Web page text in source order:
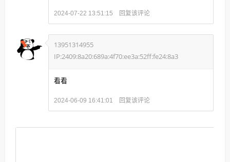
2024-07-22 13:51:15 回复该评论
13951314955
IP:2409:8a20:689a:4f70:ee3a:52ff:fe24:8a3
看看
2024-06-09 16:41:01 回复该评论